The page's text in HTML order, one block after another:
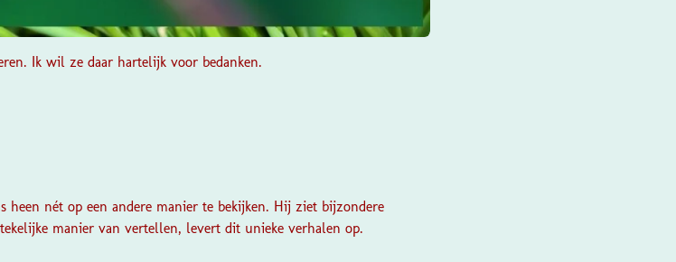
Ik wil ze daar hartelijk voor bedanken.
heen nét op een andere manier te bekijken. Hij ziet bijzondere
manier van vertellen, levert dit unieke verhalen op.